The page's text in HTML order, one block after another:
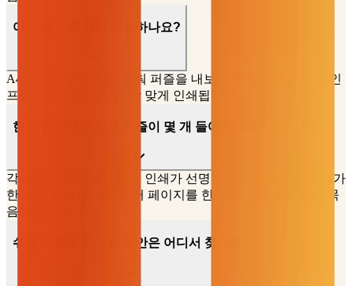
어떤 용지 크기를 지원하나요?
A4, Letter, A3 용지에 맞춰 퍼즐을 내보낼 수 있어서 사용 중인
프린터와 용지 설정에 딱 맞게 인쇄됩니다.
한 페이지에 스도쿠 퍼즐이 몇 개 들어가나요?
각 페이지에는 풀기 쉽고 인쇄가 선명한 크기의 스도쿠 격자가
한 개씩 들어갑니다. 여러 페이지를 한 번에 생성해서 퍼즐 묶
음을 만들 수 있습니다.
쉬운 스도쿠 인쇄용 도안은 어디서 찾나요?